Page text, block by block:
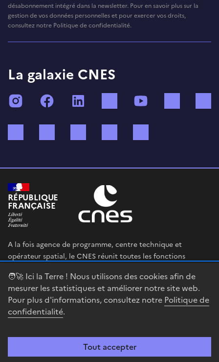
🧑‍🚀 Ici la Terre ! Nous utilisons des cookies afin de
mesurer les statistiques et améliorer notre site web.
Pour plus d'informations, consultez notre Politique de
confidentialité.
Tout accepter
désabonnement intégré dans la newsletter. Pour en savoir plus sur la
gestion de vos données personnelles et pour exercer vos droits,
consultez notre Politique de confidentialité.
La galaxie CNES
InstagramFacebook TikTok
RÉPUBLIQUE
FRANÇAISE
A la fois agence de programme, centre technique et
opérateur spatial, le CNES réunit toutes les fonctions
en œuvre sa stratégie spatiale.
legifrance.gouv.fr
gouvernement.fr
Accessibilité : partiellement conforme Mentions légales